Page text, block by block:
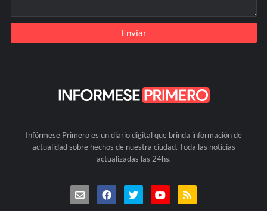
Infórmese Primero es un diario digital que brinda información de
actualidad sobre hechos de nuestra ciudad. Toda las noticias
actualizadas las 24hs.